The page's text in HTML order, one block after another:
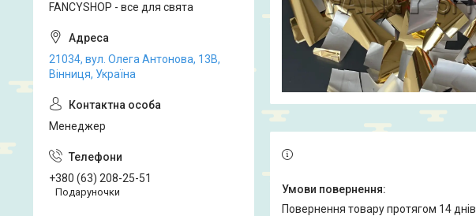
повернення товару протягом 14 днів
FANCYSHOP - все для свята
21034, вул. Олега Антонова, 13В,
Вінниця, Україна
Менеджер
+380 (63) 208-25-51
Подаруночки